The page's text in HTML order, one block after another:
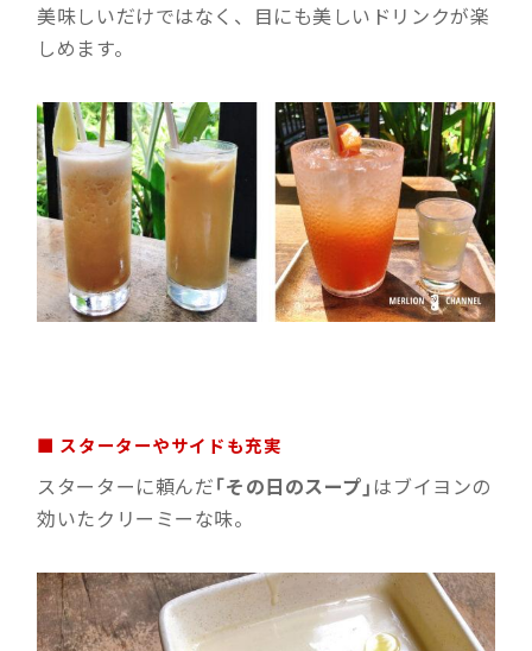
美味しいだけではなく、目にも美しいドリンクが楽
しめます。
■ スターターやサイドも充実
スターターに頼んだ「その日のスープ」 はブイヨンの
効いたクリーミーな味。